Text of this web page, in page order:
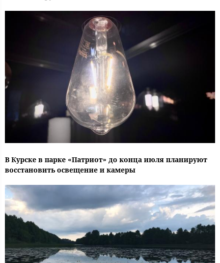
В Курске в парке «Патриот» до конца июля планируют
восстановить освещение и камеры